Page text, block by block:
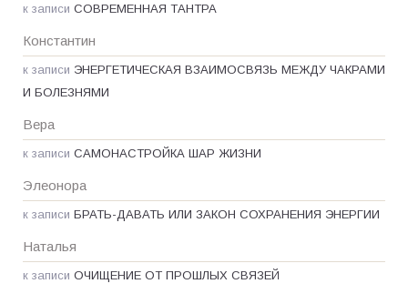
к записи СОВРЕМЕННАЯ ТАНТРА
Константин
к записи ЭНЕРГЕТИЧЕСКАЯ ВЗАИМОСВЯЗЬ МЕЖДУ ЧАКРАМИ
И БОЛЕЗНЯМИ
Вера
к записи САМОНАСТРОЙКА ШАР ЖИЗНИ
Элеонора
к записи БРАТЬ-ДАВАТЬ ИЛИ ЗАКОН СОХРАНЕНИЯ ЭНЕРГИИ
Наталья
к записи ОЧИЩЕНИЕ ОТ ПРОШЛЫХ СВЯЗЕЙ